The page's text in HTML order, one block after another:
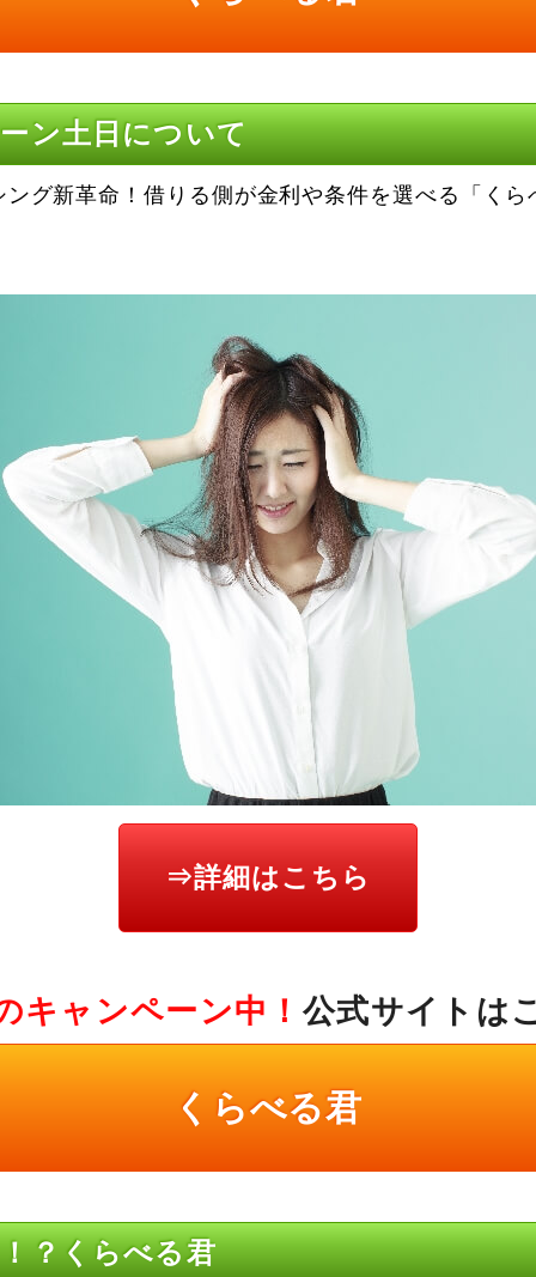
ン土日について
ング新革命！借りる側が金利や条件を選べる「くら
⇒詳細はこちら
キャンペーン中！ 公式サイトは
くらべる君
？くらべる君